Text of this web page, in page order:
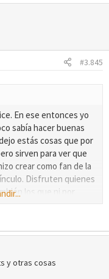
#3.845
En ese entonces yo
sabía hacer buenas
estás cosas que por
sirven para ver que
crear como fan de la
Disfruten quienes
los que ni por
y otras cosas